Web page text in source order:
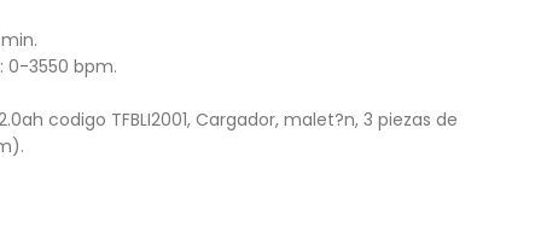
0-3550 bpm.
codigo TFBLI2001, Cargador, malet?n, 3 piezas de